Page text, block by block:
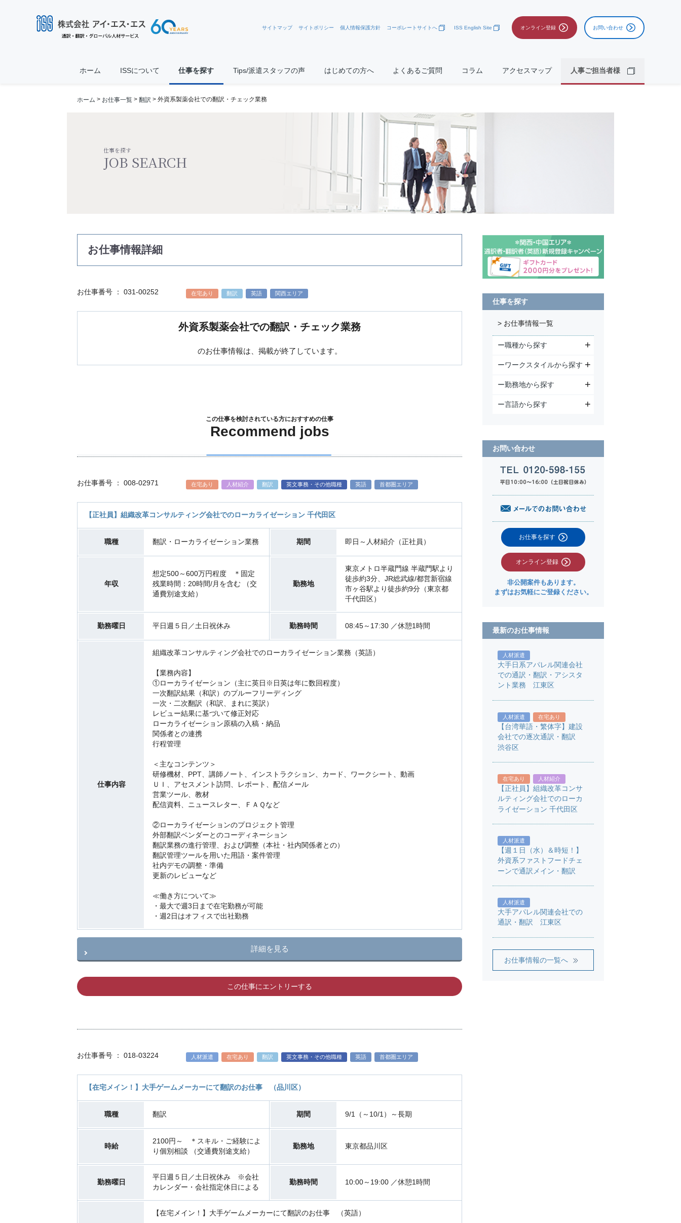
サイトマップ サイトポリシー 個人情報保護方針 コーポレートサイトへ ISS English Site オンライン登録 お問い合わせ
ホーム ISSについて 仕事を探す Tips/派遣スタッフの声 はじめての方へ よくあるご質問 コラム アクセスマップ 人事ご担当者様
ホーム > お仕事一覧 > 翻訳 > 外資系製薬会社での翻訳・チェック業務
仕事を探す
JOB SEARCH
お仕事情報詳細
お仕事番号 ： 031-00252 在宅あり 翻訳 英語 関西エリア
外資系製薬会社での翻訳・チェック業務
のお仕事情報は、掲載が終了しています。
この仕事を検討されている方におすすめの仕事
Recommend jobs
お仕事番号 ： 008-02971 在宅あり 人材紹介 翻訳 英文事務・その他職種 英語 首都圏エリア
【正社員】組織改革コンサルティング会社でのローカライゼーション 千代田区
職種 翻訳・ローカライゼーション業務 期間 即日～人材紹介（正社員）
年収
想定500～600万円程度 ＊固定
残業時間：20時間/月を含む （交
通費別途支給）
勤務地
東京メトロ半蔵門線 半蔵門駅より
徒歩約3分、JR総武線/都営新宿線
市ヶ谷駅より徒歩約9分（東京都
千代田区）
勤務曜日 平日週５日／土日祝休み 勤務時間 08:45～17:30 ／休憩1時間
仕事内容
組織改革コンサルティング会社でのローカライゼーション業務（英語）
【業務内容】
①ローカライゼーション（主に英日※日英は年に数回程度）
一次翻訳結果（和訳）のプルーフリーディング
一次・二次翻訳（和訳、まれに英訳）
レビュー結果に基づいて修正対応
ローカライゼーション原稿の入稿・納品
関係者との連携
行程管理
＜主なコンテンツ＞
研修機材、PPT、講師ノート、インストラクション、カード、ワークシート、動画
ＵＩ、アセスメント訪問、レポート、配信メール
営業ツール、教材
配信資料、ニュースレター、ＦＡＱなど
②ローカライゼーションのプロジェクト管理
外部翻訳ベンダーとのコーディネーション
翻訳業務の進行管理、および調整（本社・社内関係者との）
翻訳管理ツールを用いた用語・案件管理
社内デモの調整・準備
更新のレビューなど
≪働き方について≫
・最大で週3日まで在宅勤務が可能
・週2日はオフィスで出社勤務
詳細を見る
この仕事にエントリーする
お仕事番号 ： 018-03224 人材派遣 在宅あり 翻訳 英文事務・その他職種 英語 首都圏エリア
【在宅メイン！】大手ゲームメーカーにて翻訳のお仕事 （品川区）
職種 翻訳 期間 9/1（～10/1）～長期
時給
2100円～ ＊スキル・ご経験によ
り個別相談 （交通費別途支給）
勤務地 東京都品川区
勤務曜日
平日週５日／土日祝休み ※会社
カレンダー・会社指定休日による
勤務時間 10:00～19:00 ／休憩1時間
【在宅メイン！】大手ゲームメーカーにて翻訳のお仕事 （英語）
仕事を探す
> お仕事情報一覧
ー職種から探す
ーワークスタイルから探す
ー勤務地から探す
ー言語から探す
お問い合わせ
お仕事を探す
オンライン登録
非公開案件もあります。
まずはお気軽にご登録ください。
最新のお仕事情報
人材派遣
大手日系アパレル関連会社
での通訳・翻訳・アシスタ
ント業務 江東区
人材派遣 在宅あり
【台湾華語・繁体字】建設
会社での逐次通訳・翻訳
渋谷区
在宅あり 人材紹介
【正社員】組織改革コンサ
ルティング会社でのローカ
ライゼーション 千代田区
人材派遣
【週１日（水）＆時短！】
外資系ファストフードチェ
ーンで通訳メイン・翻訳
人材派遣
大手アパレル関連会社での
通訳・翻訳 江東区
お仕事情報の一覧へ